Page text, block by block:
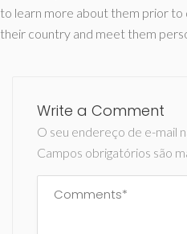
to learn more about them prior
their country and meet them
Write a Comment
O seu endereço de e-mail
Campos obrigatórios são